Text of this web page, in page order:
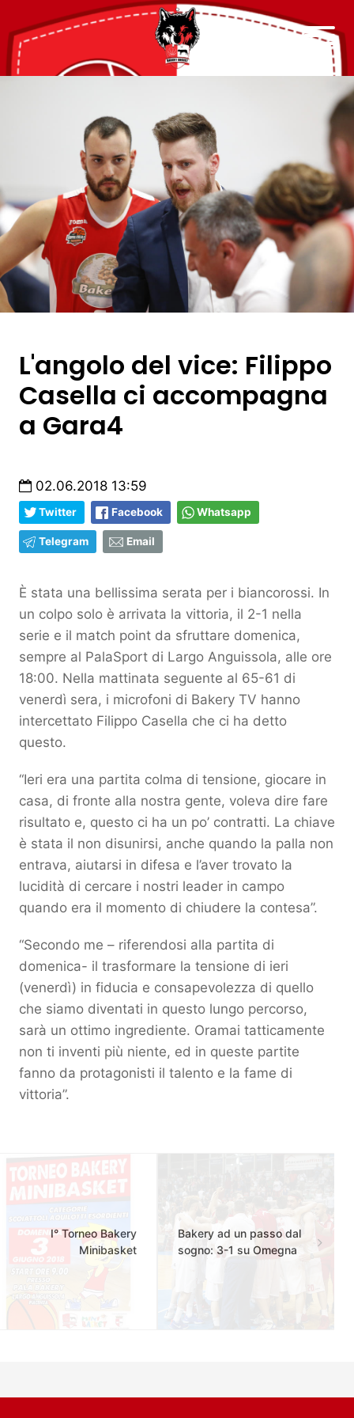
L'angolo del vice: Filippo
Casella ci accompagna
a Gara4
02.06.2018 13:59
Twitter Facebook Whatsapp
Telegram Email
È stata una bellissima serata per i biancorossi. In
un colpo solo è arrivata la vittoria, il 2-1 nella
serie e il match point da sfruttare domenica,
sempre al PalaSport di Largo Anguissola, alle ore
18:00. Nella mattinata seguente al 65-61 di
venerdì sera, i microfoni di Bakery TV hanno
intercettato Filippo Casella che ci ha detto
questo.
“Ieri era una partita colma di tensione, giocare in
casa, di fronte alla nostra gente, voleva dire fare
risultato e, questo ci ha un po’ contratti. La chiave
è stata il non disunirsi, anche quando la palla non
entrava, aiutarsi in difesa e l’aver trovato la
lucidità di cercare i nostri leader in campo
quando era il momento di chiudere la contesa”.
“Secondo me – riferendosi alla partita di
domenica- il trasformare la tensione di ieri
(venerdì) in fiducia e consapevolezza di quello
che siamo diventati in questo lungo percorso,
sarà un ottimo ingrediente. Oramai tatticamente
non ti inventi più niente, ed in queste partite
fanno da protagonisti il talento e la fame di
vittoria”.
I° Torneo Bakery
Minibasket
Bakery ad un passo dal
sogno: 3-1 su Omegna